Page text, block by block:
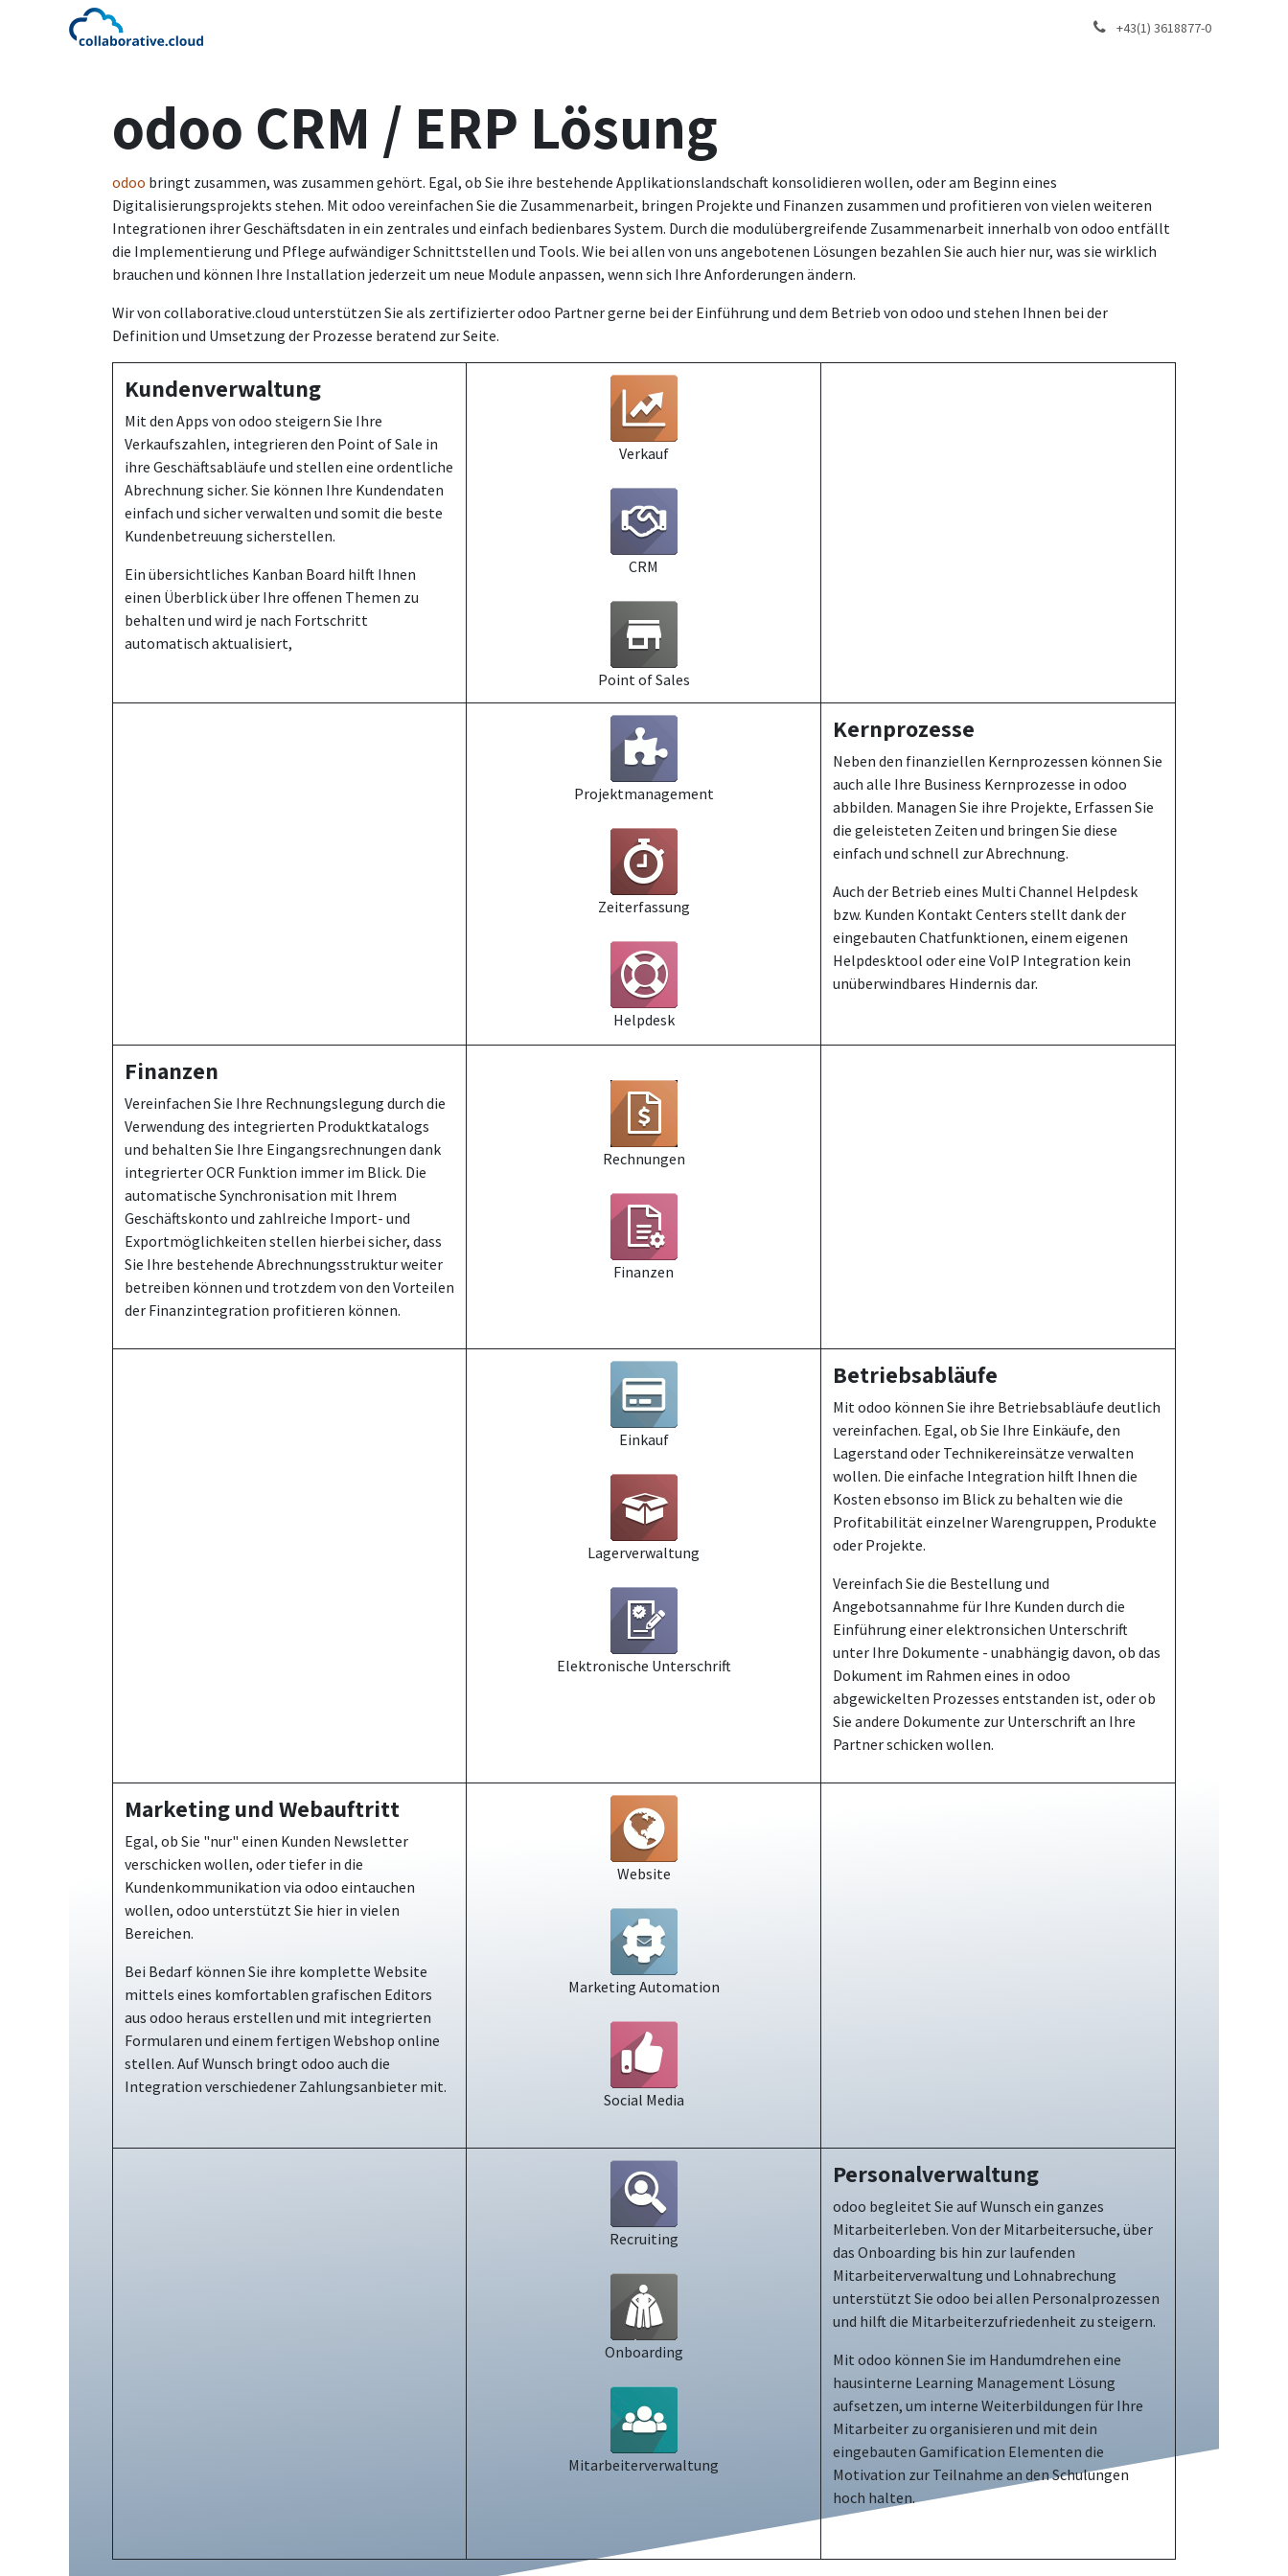
Zum Inhalt springen
+43(1) 3618877-0
odoo CRM / ERP Lösung
odoo bringt zusammen, was zusammen gehört. Egal, ob Sie ihre bestehende Applikationslandschaft konsolidieren wollen, oder am Beginn eines
Digitalisierungsprojekts stehen. Mit odoo vereinfachen Sie die Zusammenarbeit, bringen Projekte und Finanzen zusammen und profitieren von vielen weiteren
Integrationen ihrer Geschäftsdaten in ein zentrales und einfach bedienbares System. Durch die modulübergreifende Zusammenarbeit innerhalb von odoo entfällt
die Implementierung und Pflege aufwändiger Schnittstellen und Tools. Wie bei allen von uns angebotenen Lösungen bezahlen Sie auch hier nur, was sie wirklich
brauchen und können Ihre Installation jederzeit um neue Module anpassen, wenn sich Ihre Anforderungen ändern.
Wir von collaborative.cloud unterstützen Sie als zertifizierter odoo Partner gerne bei der Einführung und dem Betrieb von odoo und stehen Ihnen bei der
Definition und Umsetzung der Prozesse beratend zur Seite.
Kundenverwaltung
Mit den Apps von odoo steigern Sie Ihre
Verkaufszahlen, integrieren den Point of Sale in
ihre Geschäftsabläufe und stellen eine ordentliche
Abrechnung sicher. Sie können Ihre Kundendaten
einfach und sicher verwalten und somit die beste
Kundenbetreuung sicherstellen.
Ein übersichtliches Kanban Board hilft Ihnen
einen Überblick über Ihre offenen Themen zu
behalten und wird je nach Fortschritt
automatisch aktualisiert,
Verkauf
CRM
Point of Sales
Projektmanagement
Zeiterfassung
Helpdesk
Kernprozesse
Neben den finanziellen Kernprozessen können Sie
auch alle Ihre Business Kernprozesse in odoo
abbilden. Managen Sie ihre Projekte, Erfassen Sie
die geleisteten Zeiten und bringen Sie diese
einfach und schnell zur Abrechnung.
Auch der Betrieb eines Multi Channel Helpdesk
bzw. Kunden Kontakt Centers stellt dank der
eingebauten Chatfunktionen, einem eigenen
Helpdesktool oder eine VoIP Integration kein
unüberwindbares Hindernis dar.
Finanzen
Vereinfachen Sie Ihre Rechnungslegung durch die
Verwendung des integrierten Produktkatalogs
und behalten Sie Ihre Eingangsrechnungen dank
integrierter OCR Funktion immer im Blick. Die
automatische Synchronisation mit Ihrem
Geschäftskonto und zahlreiche Import- und
Exportmöglichkeiten stellen hierbei sicher, dass
Sie Ihre bestehende Abrechnungsstruktur weiter
betreiben können und trotzdem von den Vorteilen
der Finanzintegration profitieren können.
Rechnungen
Finanzen
Einkauf
Lagerverwaltung
Elektronische Unterschrift
Betriebsabläufe
Mit odoo können Sie ihre Betriebsabläufe deutlich
vereinfachen. Egal, ob Sie Ihre Einkäufe, den
Lagerstand oder Technikereinsätze verwalten
wollen. Die einfache Integration hilft Ihnen die
Kosten ebsonso im Blick zu behalten wie die
Profitabilität einzelner Warengruppen, Produkte
oder Projekte.
Vereinfach Sie die Bestellung und
Angebotsannahme für Ihre Kunden durch die
Einführung einer elektronsichen Unterschrift
unter Ihre Dokumente - unabhängig davon, ob das
Dokument im Rahmen eines in odoo
abgewickelten Prozesses entstanden ist, oder ob
Sie andere Dokumente zur Unterschrift an Ihre
Partner schicken wollen.
Marketing und Webauftritt
Egal, ob Sie "nur" einen Kunden Newsletter
verschicken wollen, oder tiefer in die
Kundenkommunikation via odoo eintauchen
wollen, odoo unterstützt Sie hier in vielen
Bereichen.
Bei Bedarf können Sie ihre komplette Website
mittels eines komfortablen grafischen Editors
aus odoo heraus erstellen und mit integrierten
Formularen und einem fertigen Webshop online
stellen. Auf Wunsch bringt odoo auch die
Integration verschiedener Zahlungsanbieter mit.
Website
Marketing Automation
Social Media
Recruiting
Onboarding
Mitarbeiterverwaltung
Personalverwaltung
odoo begleitet Sie auf Wunsch ein ganzes
Mitarbeiterleben. Von der Mitarbeitersuche, über
das Onboarding bis hin zur laufenden
Mitarbeiterverwaltung und Lohnabrechung
unterstützt Sie odoo bei allen Personalprozessen
und hilft die Mitarbeiterzufriedenheit zu steigern.
Mit odoo können Sie im Handumdrehen eine
hausinterne Learning Management Lösung
aufsetzen, um interne Weiterbildungen für Ihre
Mitarbeiter zu organisieren und mit dein
eingebauten Gamification Elementen die
Motivation zur Teilnahme an den Schulungen
hoch halten.